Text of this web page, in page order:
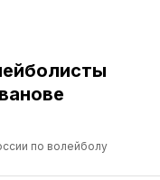
по волейболу